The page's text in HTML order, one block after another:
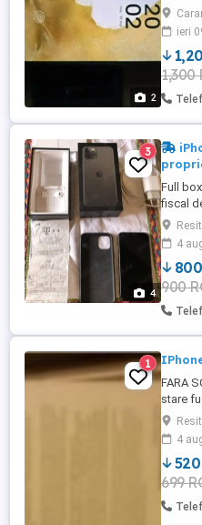
2
ieri
1,300
4
3
Full
fiscal
10.
4
900
1
FARA
stare
health
4
699